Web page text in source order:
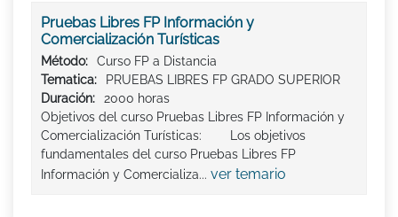
Pruebas Libres FP Información y
Comercialización Turísticas
Método:
Curso FP a Distancia
Tematica:
PRUEBAS LIBRES FP GRADO SUPERIOR
Duración:
2000 horas
Objetivos del curso Pruebas Libres FP Información y
Comercialización Turísticas: Los objetivos
fundamentales del curso Pruebas Libres FP
Información y Comercializa... ver temario